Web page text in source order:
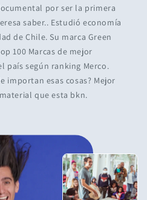
por ser la primera
saber.. Estudió economía
de Chile. Su marca Green
100 Marcas de mejor
país según ranking Merco.
importan esas cosas? Mejor
que esta bkn.